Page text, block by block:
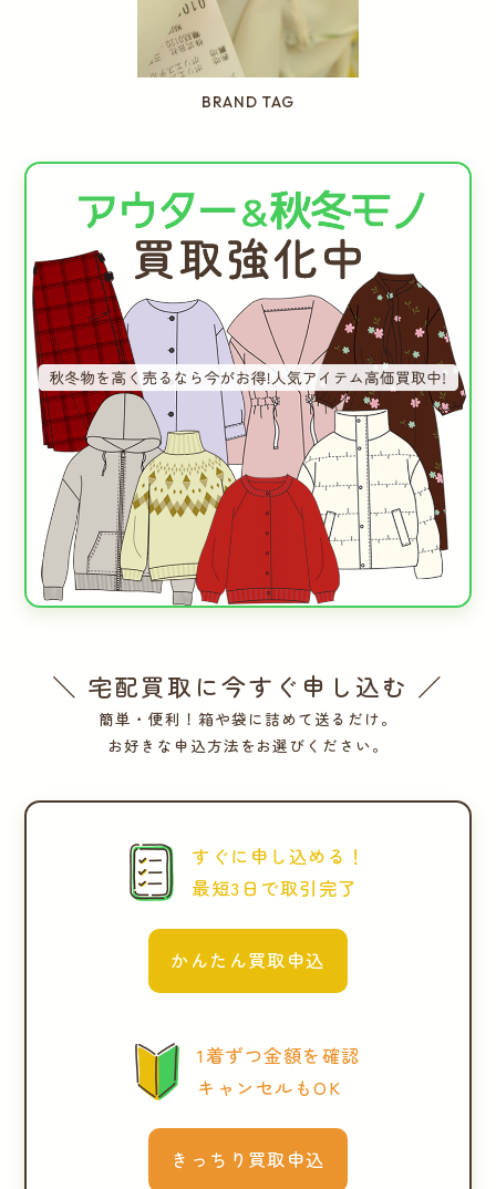
BRAND TAG
＼ 宅配買取に今すぐ申し込む ／
簡単・便利！箱や袋に詰めて送るだけ。
お好きな申込方法をお選びください。
すぐに申し込める！
最短3日で取引完了
かんたん買取申込
1着ずつ金額を確認
キャンセルもOK
きっちり買取申込